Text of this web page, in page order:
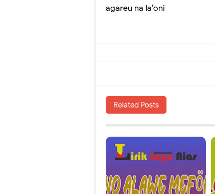
agareu na la’oni
Related Posts